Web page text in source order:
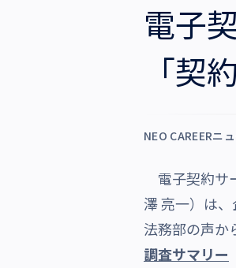
電子
「契
NEO CAREERニ
電子契約サ
澤 亮一）は
法務部の声か
調査サマリー